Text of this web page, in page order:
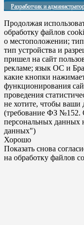
Разработчик и
Продолжая
обработку файлов
о местоположении;
тип устройства и
пришел на сайт
рекламе; язык ОС и
какие кнопки
функционирования
проведения
не хотите, чтобы ваши
(требование ФЗ №152.
персональных данных
данных")
Хорошо
Показать снова
на обработку файлов